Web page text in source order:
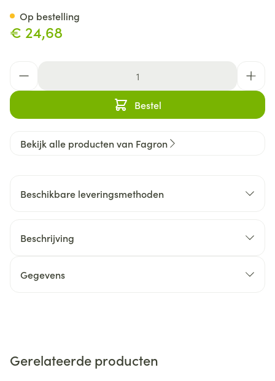
€ 24,68
Bestel
Op bestelling
Bekijk alle producten van Fagron
Beschikbare leveringsmethoden
Beschrijving
Gegevens
Gerelateerde producten